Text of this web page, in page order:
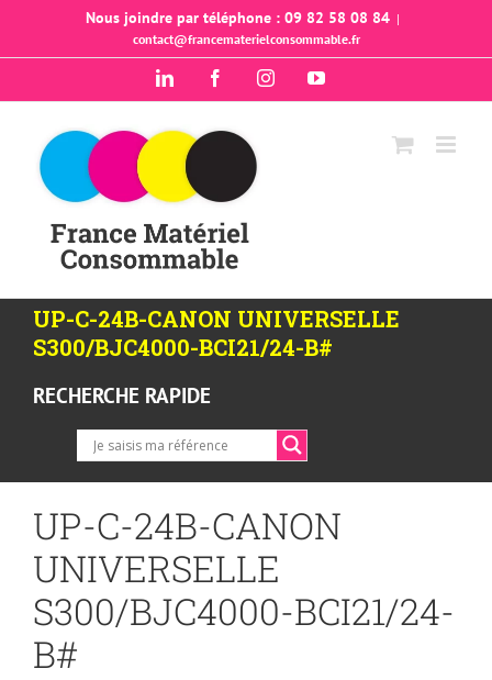
Nous joindre par téléphone : 09 82 58 08 84 |
contact@francematerielconsommable.fr
LinkedIn FacebookInstagramYouTube
UP-C-24B-CANON UNIVERSELLE
S300/BJC4000-BCI21/24-B#
RECHERCHE RAPIDE
UP-C-24B-CANON
UNIVERSELLE
S300/BJC4000-BCI21/24-
B#